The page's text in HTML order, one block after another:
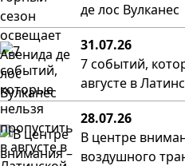
де лос Вулканес
31.07.26
7 событий,
августе в
28.07.26
В центре
воздушного